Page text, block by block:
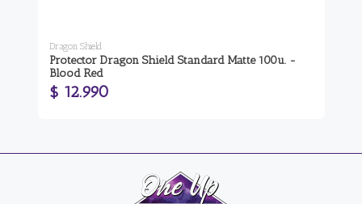
Dragon Shield
Protector Dragon Shield Standard Matte 100u. -
Blood Red
$ 12.990